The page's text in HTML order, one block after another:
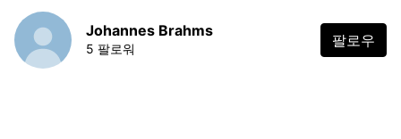
Johannes Brahms
5 팔로워 팔로우